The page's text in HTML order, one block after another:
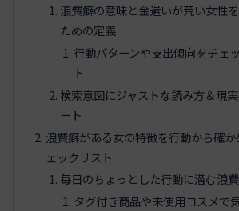
浪費癖の意味と金遣いが荒い女性
ための定義
行動パターンや支出傾向をチェ
ト
検索意図にジャストな読み方＆現
ート
浪費癖がある女の特徴を行動から確
ェックリスト
毎日のちょっとした行動に潜む浪
タグ付き商品や未使用コスメで